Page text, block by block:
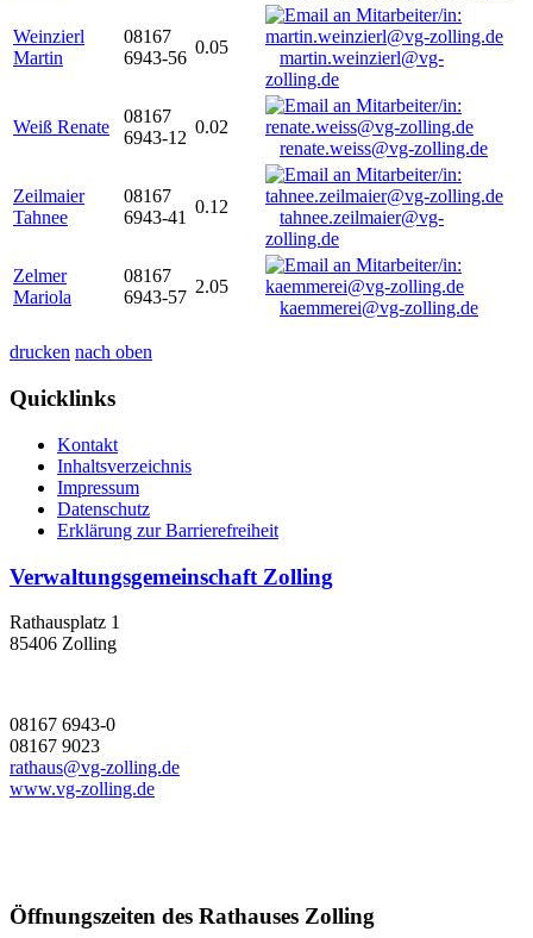
Weinzierl
Martin
08167
6943-56
0.05
martin.weinzierl@vg-
zolling.de
Weiß Renate
08167
6943-12
0.02
renate.weiss@vg-zolling.de
Zeilmaier
Tahnee
08167
6943-41
0.12
tahnee.zeilmaier@vg-
zolling.de
Zelmer
Mariola
08167
6943-57
2.05
kaemmerei@vg-zolling.de
drucken nach oben
Quicklinks
Kontakt
Inhaltsverzeichnis
Impressum
Datenschutz
Erklärung zur Barrierefreiheit
Verwaltungsgemeinschaft Zolling
Rathausplatz 1
85406 Zolling
08167 6943-0
08167 9023
rathaus@vg-zolling.de
www.vg-zolling.de
Öffnungszeiten des Rathauses Zolling